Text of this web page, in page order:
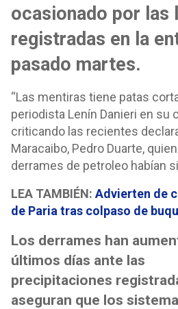
ocasionado por las
registradas en la
pasado martes.
“Las mentiras tiene patas
periodista Lenín Danieri en su
criticando las recientes
Maracaibo, Pedro Duarte,
derrames de petroleo habían
LEA TAMBIÉN: Advierten de
de Paria tras colpaso de
Los derrames han
últimos días ante las
precipitaciones
aseguran que los